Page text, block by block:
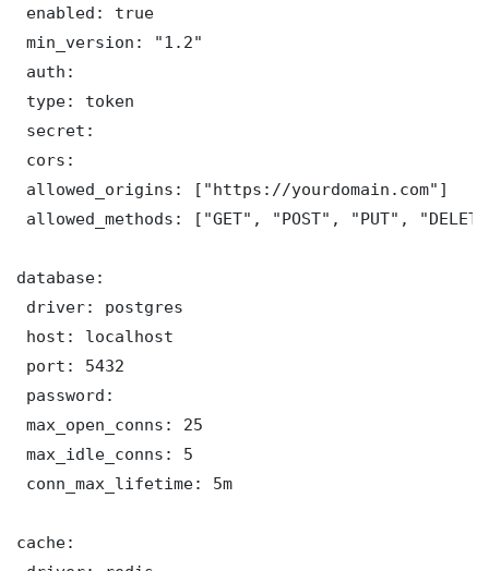
enabled: true
min_version: "1.2"
auth:
type: token
secret:
cors:
allowed_origins: ["https://yourdomain.com"]
allowed_methods: ["GET", "POST", "PUT",
database:
driver: postgres
host: localhost
port: 5432
password:
max_open_conns: 25
max_idle_conns: 5
conn_max_lifetime: 5m
cache: